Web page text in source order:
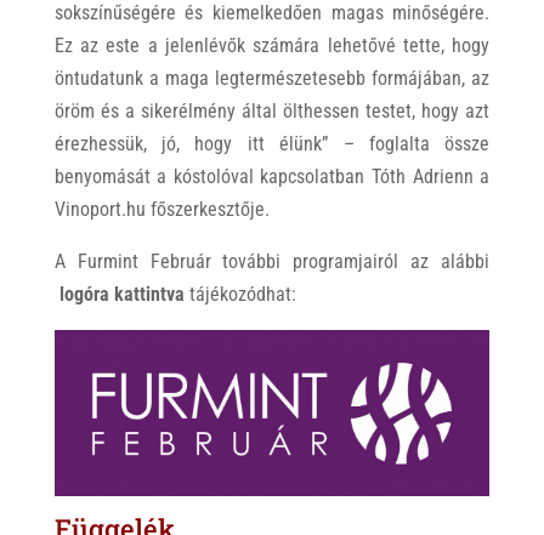
sokszínűségére és kiemelkedően magas minőségére.
Ez az este a jelenlévők számára lehetővé tette, hogy
öntudatunk a maga legtermészetesebb formájában, az
öröm és a sikerélmény által ölthessen testet, hogy azt
érezhessük, jó, hogy itt élünk” – foglalta össze
benyomását a kóstolóval kapcsolatban Tóth Adrienn a
Vinoport.hu főszerkesztője.
A Furmint Február további programjairól az alábbi
logóra kattintva tájékozódhat: